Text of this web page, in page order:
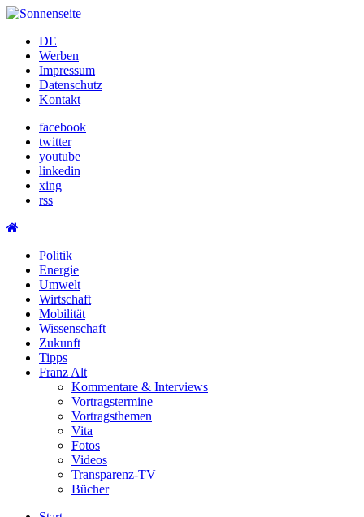
Skip
contentDE
Werben
Impressum
Datenschutz
Kontakt
facebook
twitter
youtube
linkedin
xing
rss
Politik
Energie
Umwelt
Wirtschaft
Mobilität
Wissenschaft
Zukunft
Tipps
Franz Alt
Kommentare & Interviews
Vortragstermine
Vortragsthemen
Vita
Fotos
Videos
Transparenz-TV
Bücher